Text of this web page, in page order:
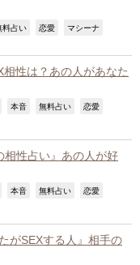
料占い 恋愛 マシーナ
性は？あの人があなた
本音 無料占い 恋愛
相性占い』あの人が好
本音 無料占い 恋愛
がSEXする人』相手の